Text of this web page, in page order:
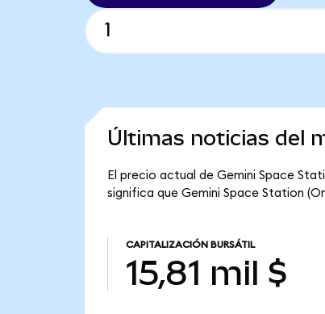
Últimas noticias del
El precio actual de Gemini Space
significa que Gemini Space Station
CAPITALIZACIÓN BURSÁTIL
15,81 mil $